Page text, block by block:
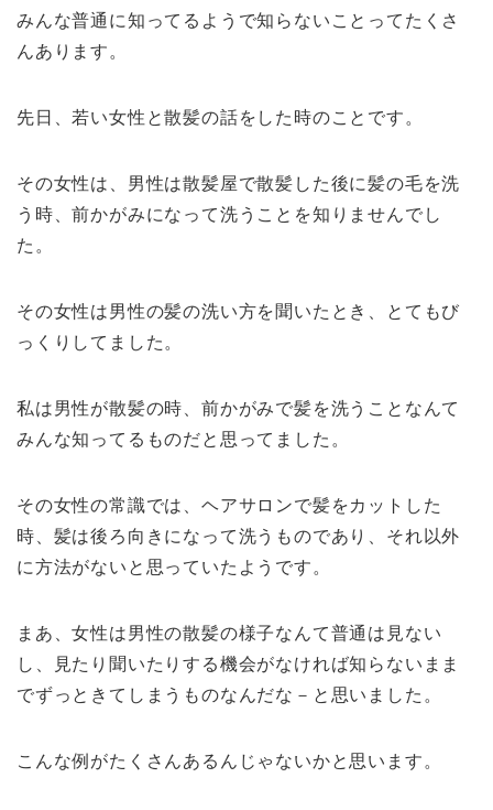
みんな普通に知ってるようで知らないことってたくさ
んあります。
先日、若い女性と散髪の話をした時のことです。
その女性は、男性は散髪屋で散髪した後に髪の毛を洗
う時、前かがみになって洗うことを知りませんでし
た。
その女性は男性の髪の洗い方を聞いたとき、とてもび
っくりしてました。
私は男性が散髪の時、前かがみで髪を洗うことなんて
みんな知ってるものだと思ってました。
その女性の常識では、ヘアサロンで髪をカットした
時、髪は後ろ向きになって洗うものであり、それ以外
に方法がないと思っていたようです。
まあ、女性は男性の散髪の様子なんて普通は見ない
し、見たり聞いたりする機会がなければ知らないまま
でずっときてしまうものなんだな－と思いました。
こんな例がたくさんあるんじゃないかと思います。